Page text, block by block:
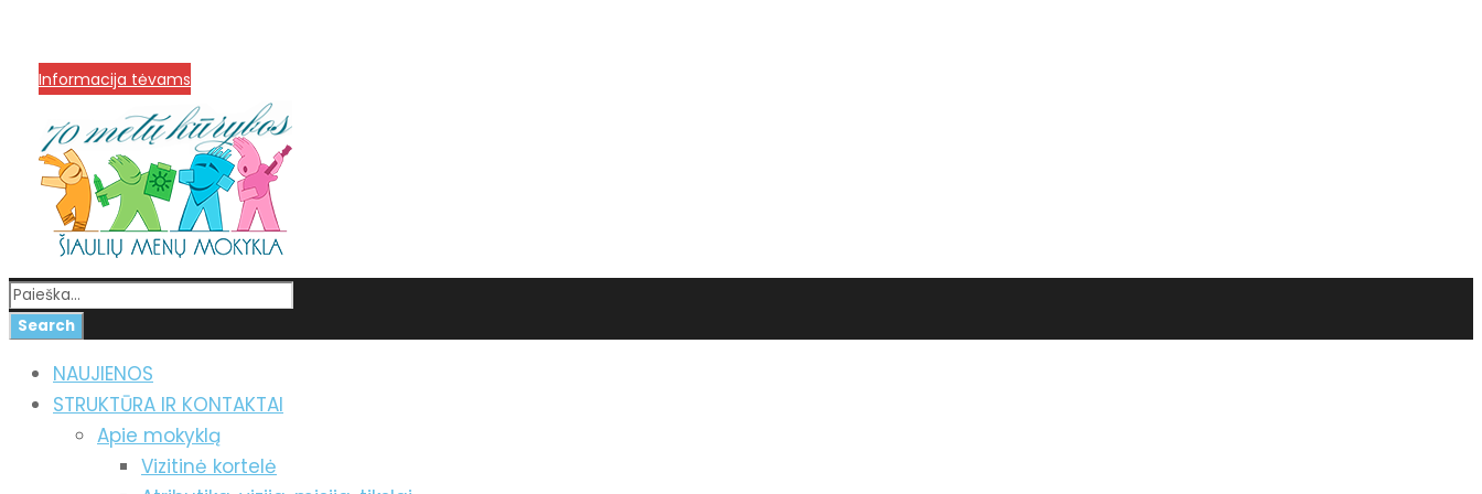
Informacija tėvams
NAUJIENOS
STRUKTŪRA IR KONTAKTAI
Apie mokyklą
Vizitinė kortelė